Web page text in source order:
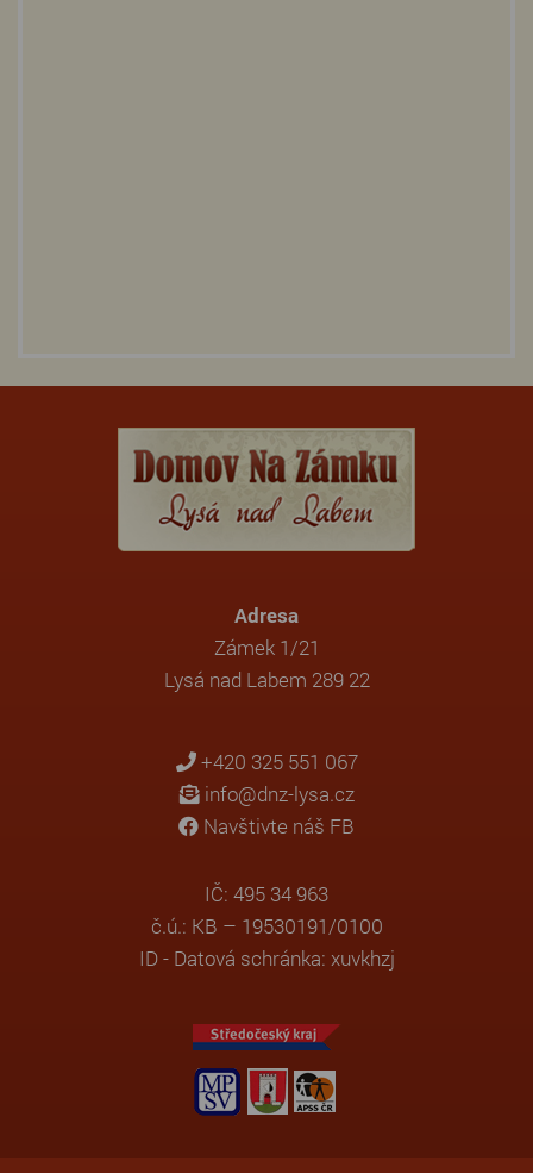
Adresa
Zámek 1/21
Lysá nad Labem 289 22
+420 325 551 067
info@dnz-lysa.cz
Navštivte náš FB
IČ: 495 34 963
č.ú.: KB – 19530191/0100
ID - Datová schránka: xuvkhzj